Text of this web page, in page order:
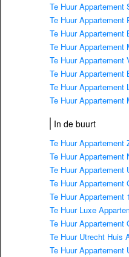
Te Huur Appartement
Te Huur Appartement
Te Huur Appartement
Te Huur Appartement
Te Huur Appartement
Te Huur Appartement
Te Huur Appartement
Te Huur Appartement
In de buurt
Te Huur Appartement
Te Huur Appartement
Te Huur Appartement
Te Huur Appartement
Te Huur Appartement
Te Huur Luxe
Te Huur Appartement
Te Huur Utrecht Huis
Te Huur Appartement